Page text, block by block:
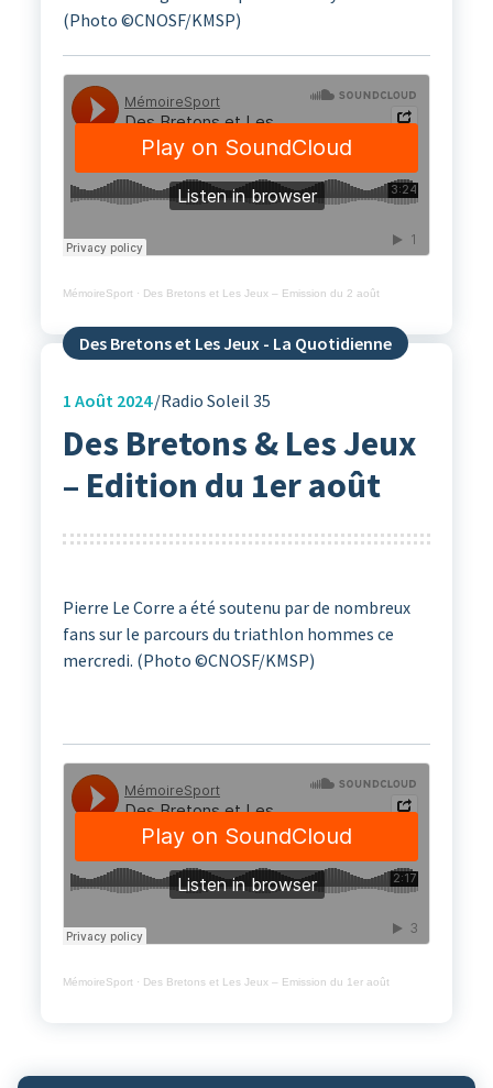
(Photo ©CNOSF/KMSP)
MémoireSport· Des Bretons et Les Jeux – Emission du 2 août
Des Bretons et Les Jeux - La Quotidienne
1 Août 2024 Radio Soleil 35
Des Bretons & Les Jeux
– Edition du 1er août
Pierre Le Corre a été soutenu par de nombreux
fans sur le parcours du triathlon hommes ce
mercredi. (Photo ©CNOSF/KMSP)
MémoireSport · Des Bretons et Les Jeux – Emission du 1er août